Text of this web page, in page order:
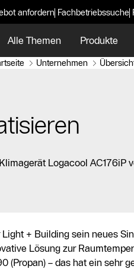
anfordern Fachbetriebssuche
Alle Themen Produkte
Unternehmen
Logacool AC176iP
+ Building sein neues
Lösung zur
(Propan) – das hat ein sehr